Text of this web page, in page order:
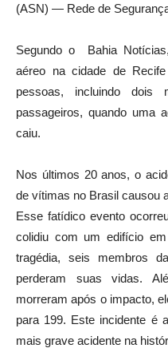
(ASN) — Rede de
Segundo o Bahia
aéreo na cidade de
pessoas, incluindo dois
passageiros, quando uma
caiu.
Nos últimos 20 anos, o
de vítimas no Brasil causou
Esse fatídico evento
colidiu com um edifício
tragédia, seis membros
perderam suas vidas.
morreram após o impacto,
para 199. Este incidente é
mais grave acidente na